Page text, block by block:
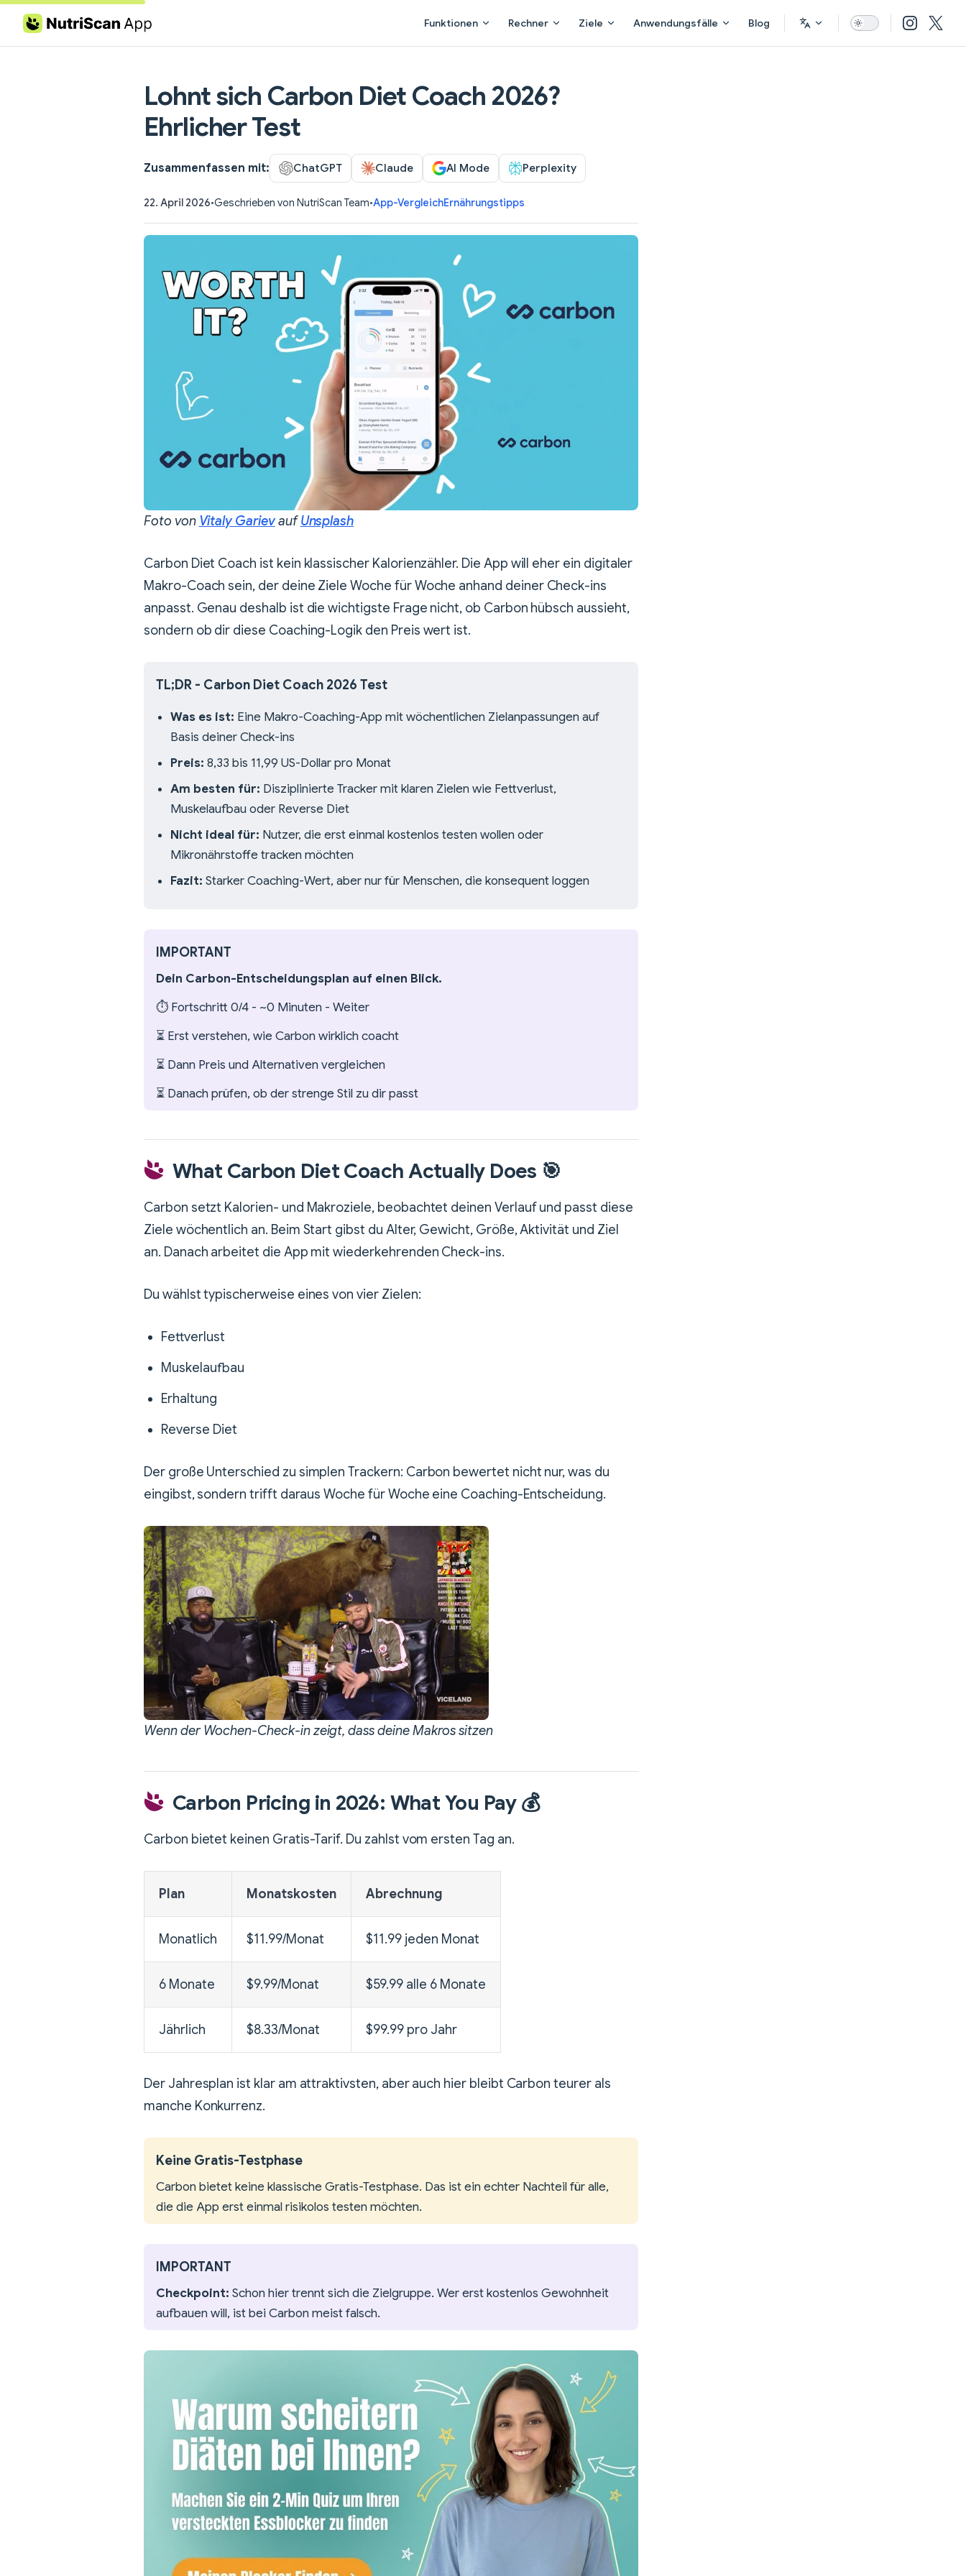
Skip to content Funktionen Rechner Ziele Anwendungsfälle Blog
Lohnt sich Carbon Diet Coach 2026?
Ehrlicher Test
Zusammenfassen mit: ChatGPT Claude AI Mode Perplexity
22. April 2026•Geschrieben von NutriScan Team•App-VergleichErnährungstipps
Foto von Vitaly GarievaufUnsplash
Carbon Diet Coach ist kein klassischer Kalorienzähler. Die App will eher ein digitaler
Makro-Coach sein, der deine Ziele Woche für Woche anhand deiner Check-ins
anpasst. Genau deshalb ist die wichtigste Frage nicht, ob Carbon hübsch aussieht,
sondern ob dir diese Coaching-Logik den Preis wert ist.
TL;DR - Carbon Diet Coach 2026 Test
Was es ist: Eine Makro-Coaching-App mit wöchentlichen Zielanpassungen auf
Basis deiner Check-ins
Preis: 8,33 bis 11,99 US-Dollar pro Monat
Am besten für: Disziplinierte Tracker mit klaren Zielen wie Fettverlust,
Muskelaufbau oder Reverse Diet
Nicht ideal für: Nutzer, die erst einmal kostenlos testen wollen oder
Mikronährstoffe tracken möchten
Fazit: Starker Coaching-Wert, aber nur für Menschen, die konsequent loggen
IMPORTANT
Dein Carbon-Entscheidungsplan auf einen Blick.
⏱️ Fortschritt 0/4 - ~0 Minuten - Weiter
⏳ Erst verstehen, wie Carbon wirklich coacht
⏳ Dann Preis und Alternativen vergleichen
⏳ Danach prüfen, ob der strenge Stil zu dir passt
What Carbon Diet Coach Actually Does 🎯
Carbon setzt Kalorien- und Makroziele, beobachtet deinen Verlauf und passt diese
Ziele wöchentlich an. Beim Start gibst du Alter, Gewicht, Größe, Aktivität und Ziel
an. Danach arbeitet die App mit wiederkehrenden Check-ins.
Du wählst typischerweise eines von vier Zielen:
Fettverlust
Muskelaufbau
Erhaltung
Reverse Diet
Der große Unterschied zu simplen Trackern: Carbon bewertet nicht nur, was du
eingibst, sondern trifft daraus Woche für Woche eine Coaching-Entscheidung.
Wenn der Wochen-Check-in zeigt, dass deine Makros sitzen
Carbon Pricing in 2026: What You Pay 💰
Carbon bietet keinen Gratis-Tarif. Du zahlst vom ersten Tag an.
Plan Monatskosten Abrechnung
Monatlich $11.99/Monat $11.99 jeden Monat
6 Monate $9.99/Monat $59.99 alle 6 Monate
Jährlich $8.33/Monat $99.99 pro Jahr
Der Jahresplan ist klar am attraktivsten, aber auch hier bleibt Carbon teurer als
manche Konkurrenz.
Keine Gratis-Testphase
Carbon bietet keine klassische Gratis-Testphase. Das ist ein echter Nachteil für alle,
die die App erst einmal risikolos testen möchten.
IMPORTANT
Checkpoint: Schon hier trennt sich die Zielgruppe. Wer erst kostenlos Gewohnheit
aufbauen will, ist bei Carbon meist falsch.